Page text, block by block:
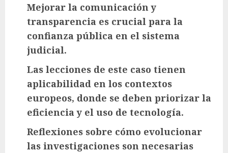
Mejorar la comunicación y
transparencia es crucial para la
confianza pública en el sistema
judicial.
Las lecciones de este caso tienen
aplicabilidad en los contextos
europeos, donde se deben priorizar la
eficiencia y el uso de tecnología.
Reflexiones sobre cómo evolucionar
las investigaciones son necesarias